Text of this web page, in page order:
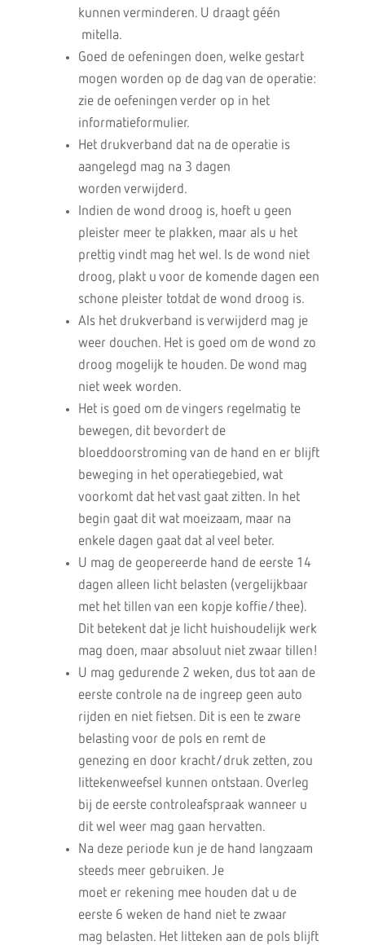
kunnen verminderen. U draagt géén
mitella.
Goed de oefeningen doen, welke gestart
mogen worden op de dag van de operatie:
zie de oefeningen verder op in het
informatieformulier.
Het drukverband dat na de operatie is
aangelegd mag na 3 dagen
worden verwijderd.
Indien de wond droog is, hoeft u geen
pleister meer te plakken, maar als u het
prettig vindt mag het wel. Is de wond niet
droog, plakt u voor de komende dagen een
schone pleister totdat de wond droog is.
Als het drukverband is verwijderd mag je
weer douchen. Het is goed om de wond zo
droog mogelijk te houden. De wond mag
niet week worden.
Het is goed om de vingers regelmatig te
bewegen, dit bevordert de
bloeddoorstroming van de hand en er blijft
beweging in het operatiegebied, wat
voorkomt dat het vast gaat zitten. In het
begin gaat dit wat moeizaam, maar na
enkele dagen gaat dat al veel beter.
U mag de geopereerde hand de eerste 14
dagen alleen licht belasten (vergelijkbaar
met het tillen van een kopje koffie/thee).
Dit betekent dat je licht huishoudelijk werk
mag doen, maar absoluut niet zwaar tillen!
U mag gedurende 2 weken, dus tot aan de
eerste controle na de ingreep geen auto
rijden en niet fietsen. Dit is een te zware
belasting voor de pols en remt de
genezing en door kracht/druk zetten, zou
littekenweefsel kunnen ontstaan. Overleg
bij de eerste controleafspraak wanneer u
dit wel weer mag gaan hervatten.
Na deze periode kun je de hand langzaam
steeds meer gebruiken. Je
moet er rekening mee houden dat u de
eerste 6 weken de hand niet te zwaar
mag belasten. Het litteken aan de pols blijft